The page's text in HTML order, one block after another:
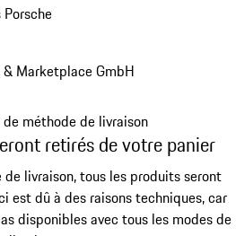
Marketplace GmbH
méthode de livraison
retirés de votre panier
livraison, tous les produits seront
est dû à des raisons techniques, car
disponibles avec tous les modes de